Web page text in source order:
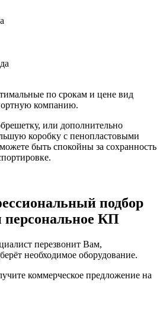
по срокам и цене вид
компанию.
или дополнительно
коробку с пенопластовыми
быть спокойны за сохранность
подбор
персональное КП
перезвонит Вам,
необходимое оборудование.
коммерческое предложение на